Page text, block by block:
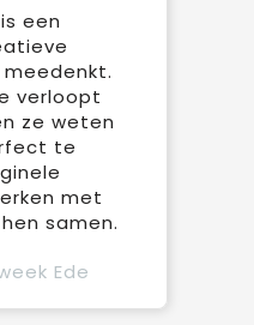
een
verloopt
ze weten
te
met
samen.
Ede